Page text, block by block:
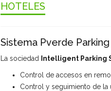
HOTELES
Sistema Pverde
La sociedad Intelligent Parking
Control de accesos en
Control y seguimiento de la